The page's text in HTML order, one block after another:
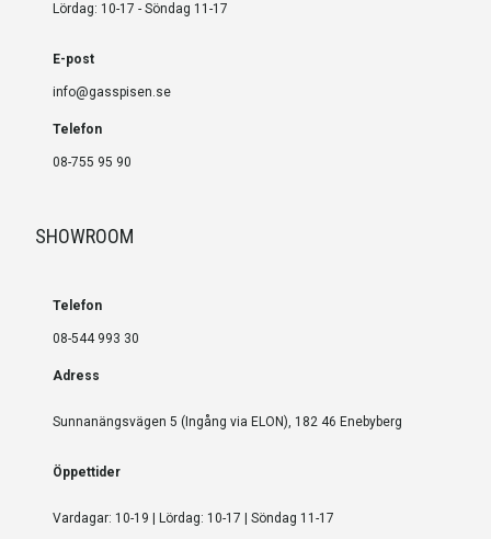
Lördag: 10-17 - Söndag 11-17
E-post
info@gasspisen.se
Telefon
08-755 95 90
SHOWROOM
Telefon
08-544 993 30
Adress
Sunnanängsvägen 5 (Ingång via ELON), 182 46 Enebyberg
Öppettider
Vardagar: 10-19 | Lördag: 10-17 | Söndag 11-17